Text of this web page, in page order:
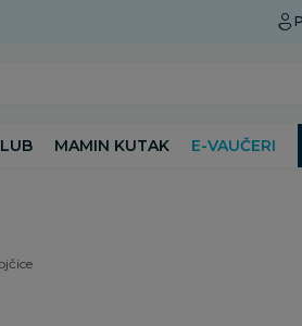
MAMIN KUTAK E-VAUČERI